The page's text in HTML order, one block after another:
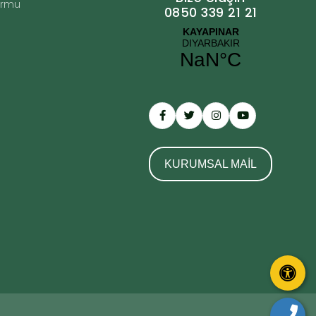
0850 339 21 21
KURUMSAL MAİL